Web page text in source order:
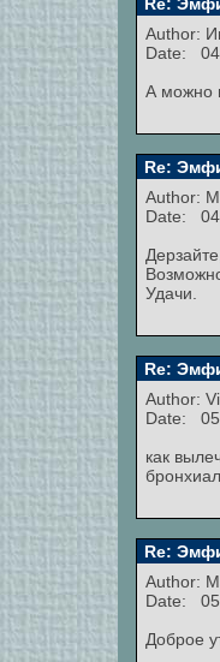
Author:
Date:
А можно
Re:
Author:
Date:
Удачи.
Re:
Author:
Date:
как
Re:
Author:
Date:
Доброе